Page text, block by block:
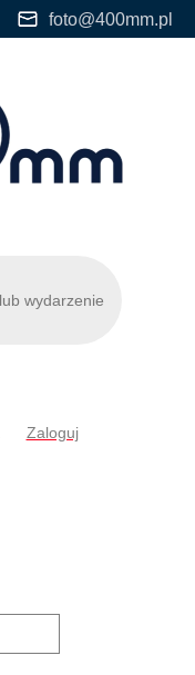
foto@400mm.pl
Zaloguj